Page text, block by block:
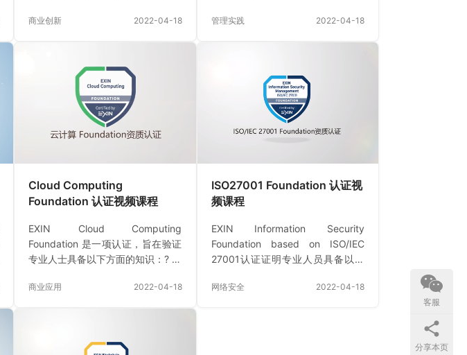
则，再利用组织能力、新兴技术和
人员具备以下方面的知识：??服务
组织；??服务文化；??人员和组织
结构；??VeriSM?模型；??循序渐进
实践；??新兴技术；??入门指南。
总结VeriSM?从组织层面描述了一套
系， 而不局限于单个部门。基于
商业创新 2022-04-18
Service Management Foundation
about:? introduction to IT service
managem…
管理实践 2022-04-18
Cloud Computing
Foundation 认证视频课程
EXIN Cloud Computing
Foundation 是一项认证，旨在验证
专业人士具备以下方面的知识：? 云
云技术? 云安全、身份和隐私? 云技
的。云通过灵活的 IT 解决方案及明
商业应用 2022-04-18
ISO27001 Foundation 认证视
频课程
EXIN Information Security
Foundation based on ISO/IEC
27001认证证明专业人员具备以下
概念、价值、重要性和可靠性。? 威
网络安全 2022-04-18
客服
分享本页